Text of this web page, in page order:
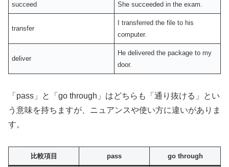
succeed She succeeded in the exam.
transfer
I transferred the file to his
computer.
deliver
He delivered the package to my
door.
「pass」と「go through」はどちらも「通り抜ける」とい
う意味を持ちますが、ニュアンスや使い方に違いがありま
す。
比較項目 pass go through